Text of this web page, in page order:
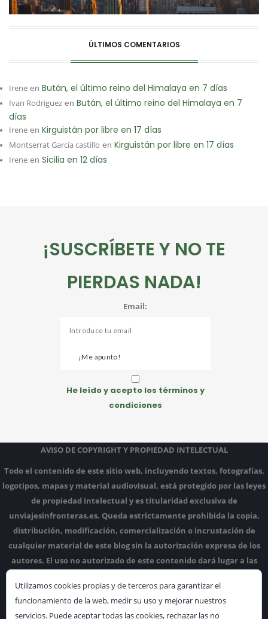
ÚLTIMOS COMENTARIOS
Irene en Bután, el último reino del Himalaya en 7 días
Ivan Rodriguez en Bután, el último reino del Himalaya en 7
días
Irene en Kirguistán por libre en 17 días
Montserrat García castillo en Kirguistán por libre en 17 días
Irene en Sicilia en 12 días
¡SUSCRÍBETE Y NO TE
PIERDAS NADA!
Email:
He leído y acepto los términos y
condiciones
AVISO DE COPYRIGHT Y PROPIEDAD INTELECTUAL
Todo el contenido de este sitio web, incluyendo textos, fotografías,
logotipos, mapas y material audiovisual, está protegido por las leyes
de propiedad intelectual y es titularidad exclusiva de
unviajesinfronteras.es. Queda estrictamente prohibida la copia,
distribución, modificación, comercialización o incrustación de
cualquier material de este blog sin la autorización expresa de los
autores. El uso no autorizado de este contenido dará lugar a las
Utilizamos cookies propias y de terceros para garantizar el
funcionamiento de la web, medir su uso y mejorar nuestros
servicios. Puede aceptar todas las cookies, rechazar las no